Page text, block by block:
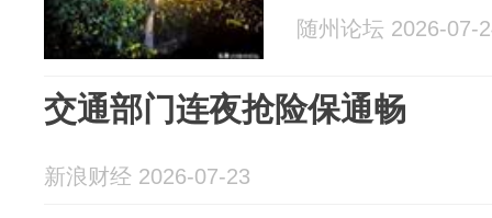
随州论坛 2026-07-
交通部门连夜抢险保通畅
新浪财经 2026-07-23